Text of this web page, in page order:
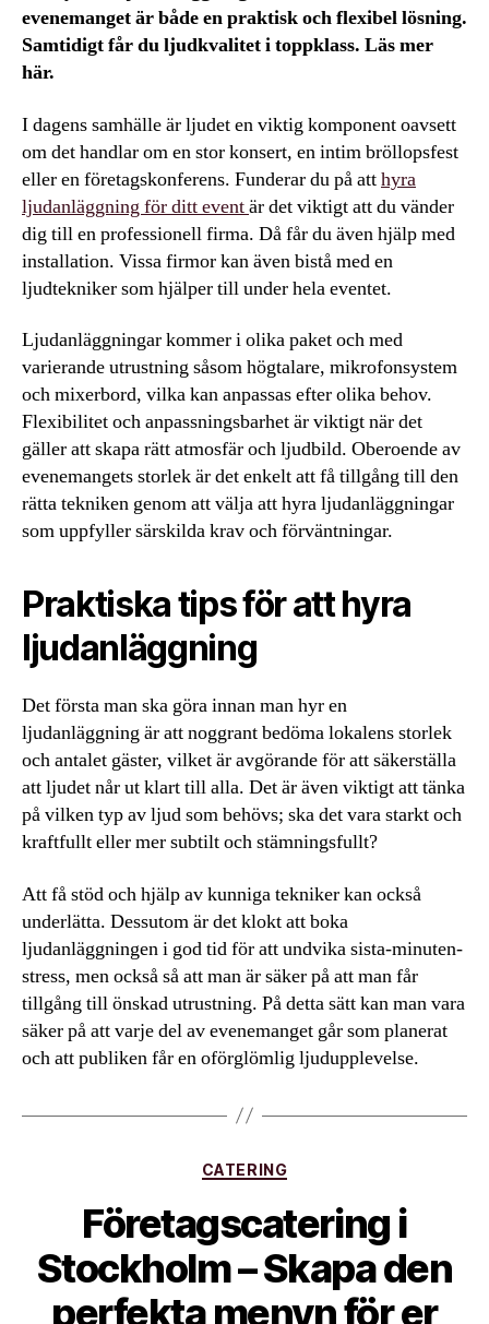
evenemanget är både en praktisk och flexibel lösning.
Samtidigt får du ljudkvalitet i toppklass. Läs mer
här.
I dagens samhälle är ljudet en viktig komponent oavsett
om det handlar om en stor konsert, en intim bröllopsfest
eller en företagskonferens. Funderar du på atthyra
ljudanläggning för ditt eventär det viktigt att du vänder
dig till en professionell firma. Då får du även hjälp med
installation. Vissa firmor kan även bistå med en
ljudtekniker som hjälper till under hela eventet.
Ljudanläggningar kommer i olika paket och med
varierande utrustning såsom högtalare, mikrofonsystem
och mixerbord, vilka kan anpassas efter olika behov.
Flexibilitet och anpassningsbarhet är viktigt när det
gäller att skapa rätt atmosfär och ljudbild. Oberoende av
evenemangets storlek är det enkelt att få tillgång till den
rätta tekniken genom att välja att hyra ljudanläggningar
som uppfyller särskilda krav och förväntningar.
Praktiska tips för att hyra
ljudanläggning
Det första man ska göra innan man hyr en
ljudanläggning är att noggrant bedöma lokalens storlek
och antalet gäster, vilket är avgörande för att säkerställa
att ljudet når ut klart till alla. Det är även viktigt att tänka
på vilken typ av ljud som behövs; ska det vara starkt och
kraftfullt eller mer subtilt och stämningsfullt?
Att få stöd och hjälp av kunniga tekniker kan också
underlätta. Dessutom är det klokt att boka
ljudanläggningen i god tid för att undvika sista-minuten-
stress, men också så att man är säker på att man får
tillgång till önskad utrustning. På detta sätt kan man vara
säker på att varje del av evenemanget går som planerat
och att publiken får en oförglömlig ljudupplevelse.
Kategorier
CATERING
Företagscatering i
Stockholm – Skapa den
perfekta menyn för er